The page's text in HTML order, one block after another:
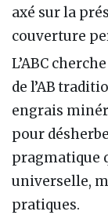
axé sur la
couverture
L’ABC
de l’AB
engrais
pour
pragmatique
universelle,
pratiques.